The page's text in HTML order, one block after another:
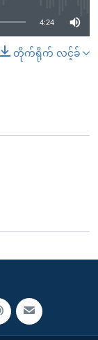
4:24
တိုက်ရိုက် လင့်ခ်